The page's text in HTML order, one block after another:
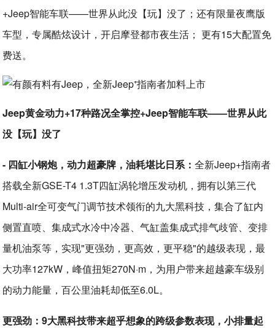
+Jeep智能车联——世界从此没【玩】没了；还有限量夜鹰版
车型，专属酷炫设计，开启摩登都市夜生活； 更有15大配置免
费送。
Jeep黄金动力+17种路况全掌控+Jeep智能车联——世界从此
没【玩】没了
- 四缸小钢炮，动力超豪牌，油耗堪比日系：全新Jeep+指南者
搭载全新GSE-T4 1.3T四缸涡轮增压发动机，拥有以第三代
Multi-air全可变气门调节技术领衔的九大黑科技，集合了缸内
侧置直喷、集成式水冷中冷器、气缸盖集成式排气歧管、变排
量机油泵等，实现"更强劲，更高效，更平稳"的越级表现，最
大功率127kW，峰值扭矩270N·m，为用户带来超越豪车级别
的动力能量，百公里油耗却低至6.0L。
更强劲：9大黑科技带来超乎想象的跨级参数表现，小排量起